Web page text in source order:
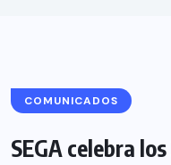
COMUNICADOS
SEGA celebra